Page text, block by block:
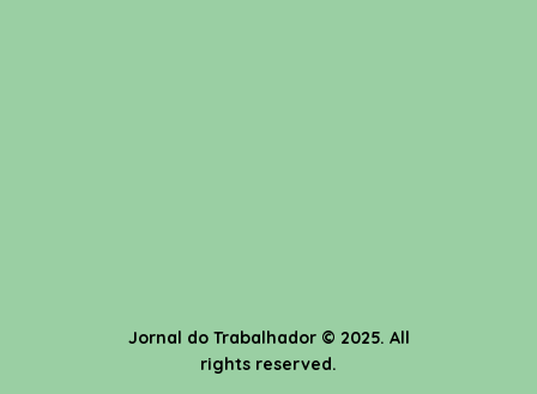
Jornal do Trabalhador © 2025. All
rights reserved.